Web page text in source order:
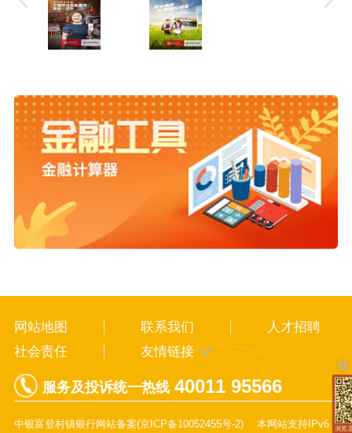
浏览
网站地图 联系我们
人才招聘
社会责任
友情链接
服务及投诉统一热线 40011 95566
中银富登村镇银行网站备案(京ICP备10052455号-2) 本网站支持IPv6